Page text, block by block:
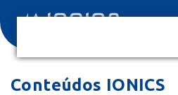
Conteúdos IONICS